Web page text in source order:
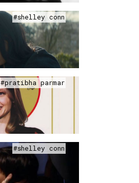
#shelley conn
#pratibha parmar
#shelley conn